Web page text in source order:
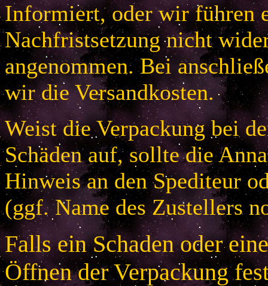
Informiert, oder wir führen
Nachfristsetzung nicht
angenommen. Bei
wir die Versandkosten.
Weist die Verpackung bei
Schäden auf, sollte die
Hinweis an den Spediteur
(ggf. Name des Zustellers
Falls ein Schaden oder
Öffnen der Verpackung